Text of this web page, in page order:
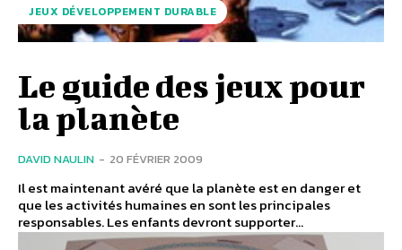
JEUX DÉVELOPPEMENT DURABLE
Le guide des jeux pour
la planète
DAVID NAULIN - 20 FÉVRIER 2009
Il est maintenant avéré que la planète est en danger et
que les activités humaines en sont les principales
responsables. Les enfants devront supporter...